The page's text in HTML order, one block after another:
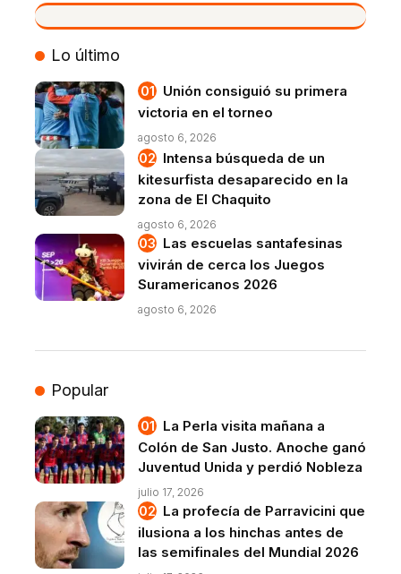
VIVO
Lo último
Unión consiguió su primera
victoria en el torneo
agosto 6, 2026
Intensa búsqueda de un
kitesurfista desaparecido en la
zona de El Chaquito
agosto 6, 2026
Las escuelas santafesinas
vivirán de cerca los Juegos
Suramericanos 2026
agosto 6, 2026
Popular
La Perla visita mañana a
Colón de San Justo. Anoche ganó
Juventud Unida y perdió Nobleza
julio 17, 2026
La profecía de Parravicini que
ilusiona a los hinchas antes de
las semifinales del Mundial 2026